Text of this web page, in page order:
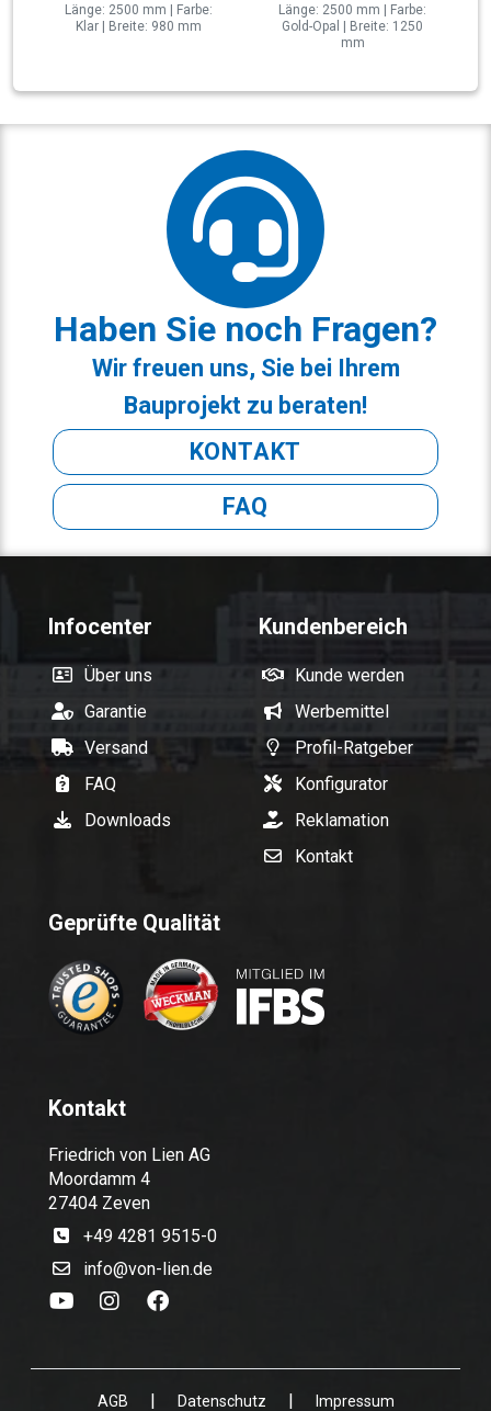
Länge: 2500 mm | Farbe:
Klar | Breite: 980 mm
Länge: 2500 mm | Farbe:
Gold-Opal | Breite: 1250
mm
Haben Sie noch Fragen?
Wir freuen uns, Sie bei Ihrem
Bauprojekt zu beraten!
KONTAKT
FAQ
Infocenter
Über uns
Garantie
Versand
FAQ
Downloads
Kundenbereich
Kunde werden
Werbemittel
Profil-Ratgeber
Konfigurator
Reklamation
Kontakt
Geprüfte Qualität
Kontakt
Friedrich von Lien AG
Moordamm 4
27404 Zeven
+49 4281 9515-0
info@von-lien.de
AGB | Datenschutz | Impressum